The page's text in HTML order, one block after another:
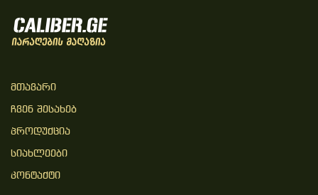
Მთავარი
Ჩვენ Შესახებ
Პროდუქცია
Სიახლეები
Კონტაქტი